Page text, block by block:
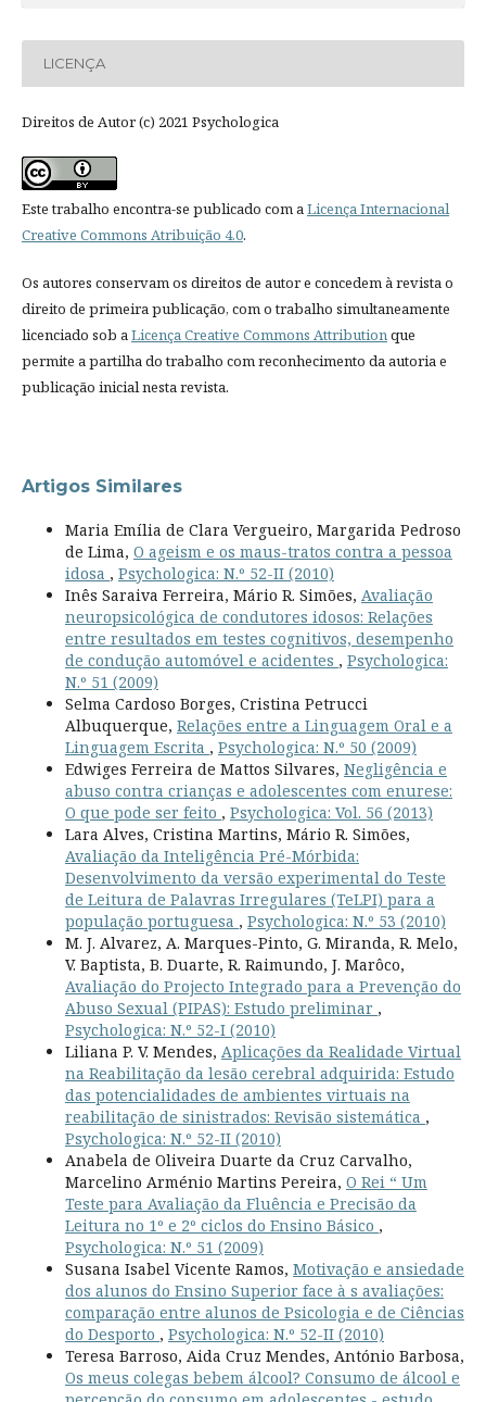
LICENÇA
Direitos de Autor (c) 2021 Psychologica
Este trabalho encontra-se publicado com aLicença Internacional
Creative Commons Atribuição 4.0.
Os autores conservam os direitos de autor e concedem à revista o
direito de primeira publicação, com o trabalho simultaneamente
licenciado sob aLicença Creative Commons Attributionque
permite a partilha do trabalho com reconhecimento da autoria e
publicação inicial nesta revista.
Artigos Similares
Maria Emília de Clara Vergueiro, Margarida Pedroso
de Lima, O ageism e os maus-tratos contra a pessoa
idosa , Psychologica: N.º 52-II (2010)
Inês Saraiva Ferreira, Mário R. Simões, Avaliação
neuropsicológica de condutores idosos: Relações
entre resultados em testes cognitivos, desempenho
de condução automóvel e acidentes , Psychologica:
N.º 51 (2009)
Selma Cardoso Borges, Cristina Petrucci
Albuquerque, Relações entre a Linguagem Oral e a
Linguagem Escrita , Psychologica: N.º 50 (2009)
Edwiges Ferreira de Mattos Silvares, Negligência e
abuso contra crianças e adolescentes com enurese:
O que pode ser feito , Psychologica: Vol. 56 (2013)
Lara Alves, Cristina Martins, Mário R. Simões,
Avaliação da Inteligência Pré-Mórbida:
Desenvolvimento da versão experimental do Teste
de Leitura de Palavras Irregulares (TeLPI) para a
população portuguesa , Psychologica: N.º 53 (2010)
M. J. Alvarez, A. Marques-Pinto, G. Miranda, R. Melo,
V. Baptista, B. Duarte, R. Raimundo, J. Marôco,
Avaliação do Projecto Integrado para a Prevenção do
Abuso Sexual (PIPAS): Estudo preliminar ,
Psychologica: N.º 52-I (2010)
Liliana P. V. Mendes, Aplicações da Realidade Virtual
na Reabilitação da lesão cerebral adquirida: Estudo
das potencialidades de ambientes virtuais na
reabilitação de sinistrados: Revisão sistemática ,
Psychologica: N.º 52-II (2010)
Anabela de Oliveira Duarte da Cruz Carvalho,
Marcelino Arménio Martins Pereira, O Rei “ Um
Teste para Avaliação da Fluência e Precisão da
Leitura no 1º e 2º ciclos do Ensino Básico ,
Psychologica: N.º 51 (2009)
Susana Isabel Vicente Ramos, Motivação e ansiedade
dos alunos do Ensino Superior face à s avaliações:
comparação entre alunos de Psicologia e de Ciências
do Desporto , Psychologica: N.º 52-II (2010)
Teresa Barroso, Aida Cruz Mendes, António Barbosa,
Os meus colegas bebem álcool? Consumo de álcool e